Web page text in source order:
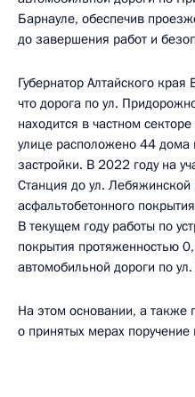
Барнауле, обеспечив
до завершения работ и
Губернатор Алтайского
что дорога по ул.
находится в частном
улице расположено 44 дома
застройки. В 2022 году на
Станция до ул. Лебяжинской
асфальтобетонного
В текущем году работы по
покрытия протяженностью
автомобильной дороги по
На этом основании, а также
о принятых мерах